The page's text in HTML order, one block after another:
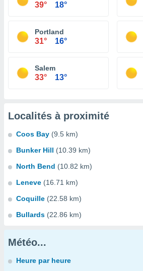
39° 18°
Portland
31° 16°
Salem
33° 13°
Localités à proximité
Coos Bay (9.5 km)
Bunker Hill (10.39 km)
North Bend (10.82 km)
Leneve (16.71 km)
Coquille (22.58 km)
Bullards (22.86 km)
Météo...
Heure par heure